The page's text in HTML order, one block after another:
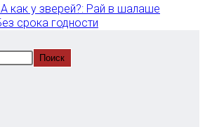
А как у зверей?: Рай в шалаше
срока годности
Поиск